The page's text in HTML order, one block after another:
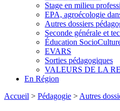
Stage en milieu
EPA, agroécologie
Autres dossiers
Seconde générale et
Éducation
EVARS
Sorties pédagogiques
VALEURS DE LA
En Région
Accueil > Pédagogie > Autres